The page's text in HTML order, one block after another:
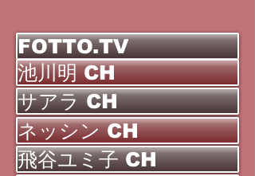
FOTTO.TV
池川明 CH
サアラ CH
ネッシン CH
飛谷ユミ子 CH